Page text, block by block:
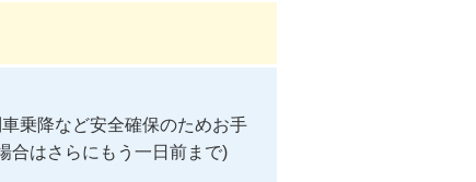
乗降など安全確保のためお手
合はさらにもう一日前まで)